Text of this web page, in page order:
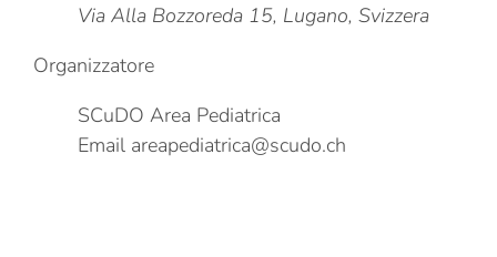
Via Alla Bozzoreda 15, Lugano, Svizzera
Organizzatore
SCuDO Area Pediatrica
Email areapediatrica@scudo.ch